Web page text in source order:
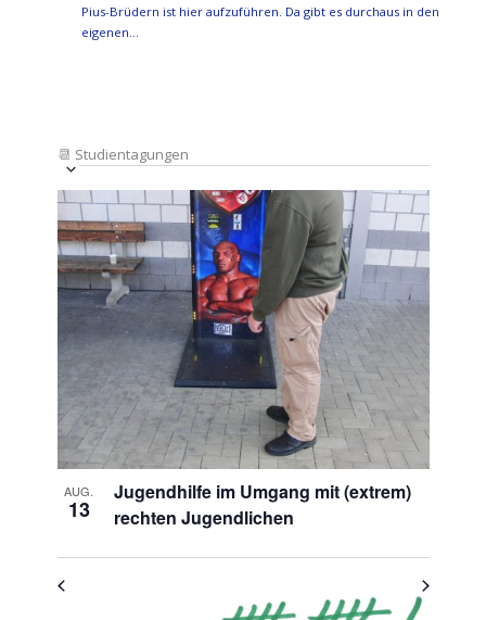
Pius-Brüdern ist hier aufzuführen. Da gibt es durchaus in den
eigenen…
📆 Studientagungen
Ansichten-
Navigation
Veranstaltung
Ansichten-
Navigation
Datum
auswählen.
List
of
Veranstaltungen
in
Photo
View
AUG.
13
Jugendhilfe im Umgang mit (extrem)
rechten Jugendlichen